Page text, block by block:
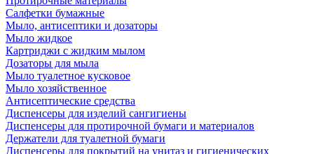
Салфетки бумажные
Мыло, антисептики и дозаторы
Мыло жидкое
Картриджи с жидким мылом
Дозаторы для мыла
Мыло туалетное кусковое
Мыло хозяйственное
Антисептические средства
Диспенсеры для изделий сангигиены
Диспенсеры для протирочной бумаги и материалов
Держатели для туалетной бумаги
Диспенсеры для покрытий на унитаз и гигиенических